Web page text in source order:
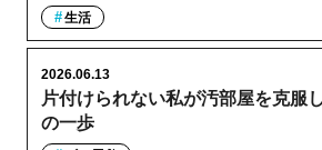
生活
片付けられない私が汚部屋を克服
の一歩
2026.06.13